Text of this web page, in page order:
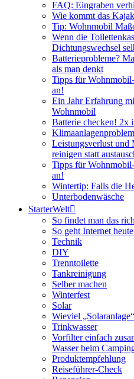
FAQ: Eingraben
Wie kommt das
Tip: Wohnmobil
Wenn die
Dichtungswechsel
Batterieprobleme?
als man denkt
Tipps für
an!
Ein Jahr Erfahrung
Wohnmobil
Batterie checken! 2x
Leistungsverlust
reinigen statt
Tipps für
an!
Wintertip: Falls die
Unterbodenwäsche
StarterWelt
So findet man das
So geht Internet
Technik
DIY
Trenntoilette
Tankreinigung
Selber machen
Winterfest
Solar
Wieviel
Trinkwasser
Vorfilter einfach
Wasser beim
Produktempfehlung
Reiseführer-Check